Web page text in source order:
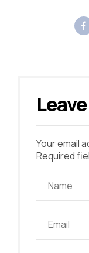
Your email
Required